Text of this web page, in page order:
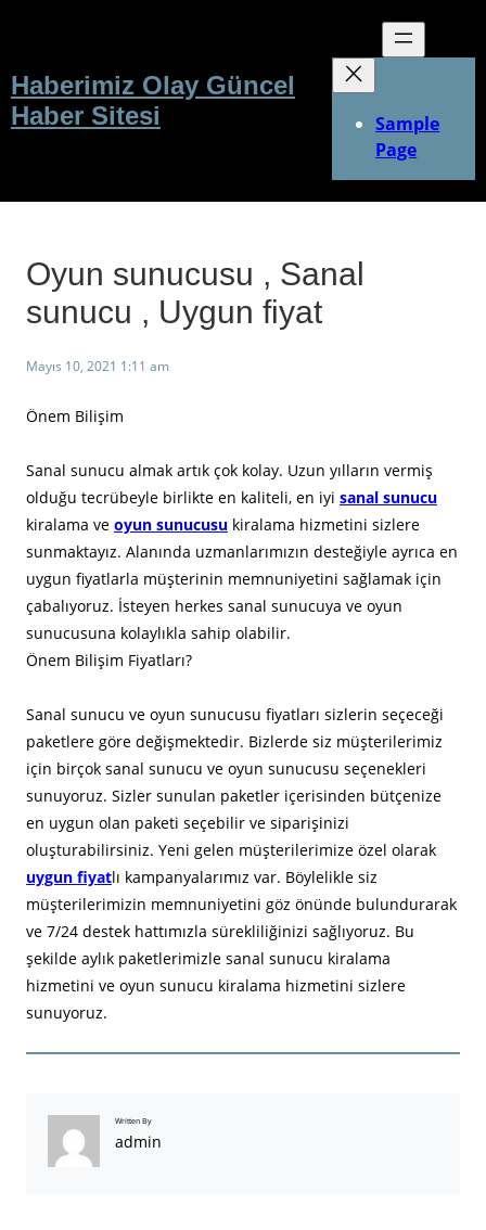
Haberimiz Olay Güncel
Haber Sitesi
Sample
Page
Oyun sunucusu , Sanal
sunucu , Uygun fiyat
Mayıs 10, 2021 1:11 am
Önem Bilişim
Sanal sunucu almak artık çok kolay. Uzun yılların vermiş
olduğu tecrübeyle birlikte en kaliteli, en iyi sanal sunucu
kiralama ve oyun sunucusu kiralama hizmetini sizlere
sunmaktayız. Alanında uzmanlarımızın desteğiyle ayrıca en
uygun fiyatlarla müşterinin memnuniyetini sağlamak için
çabalıyoruz. İsteyen herkes sanal sunucuya ve oyun
sunucusuna kolaylıkla sahip olabilir.
​Önem Bilişim Fiyatları?
Sanal sunucu ve oyun sunucusu fiyatları sizlerin seçeceği
paketlere göre değişmektedir. Bizlerde siz müşterilerimiz
için birçok sanal sunucu ve oyun sunucusu seçenekleri
sunuyoruz. Sizler sunulan paketler içerisinden bütçenize
en uygun olan paketi seçebilir ve siparişinizi
oluşturabilirsiniz. Yeni gelen müşterilerimize özel olarak
uygun fiyatlı kampanyalarımız var. Böylelikle siz
müşterilerimizin memnuniyetini göz önünde bulundurarak
ve 7/24 destek hattımızla sürekliliğinizi sağlıyoruz. Bu
şekilde aylık paketlerimizle sanal sunucu kiralama
hizmetini ve oyun sunucu kiralama hizmetini sizlere
sunuyoruz.
Written By
admin